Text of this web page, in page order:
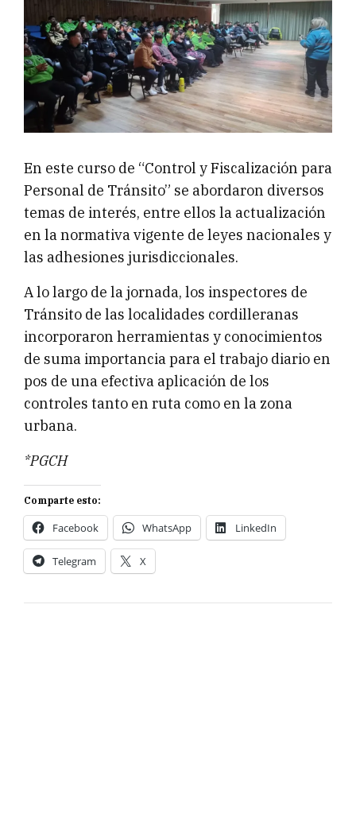
En este curso de “Control y Fiscalización para
Personal de Tránsito” se abordaron diversos
temas de interés, entre ellos la actualización
en la normativa vigente de leyes nacionales y
las adhesiones jurisdiccionales.
A lo largo de la jornada, los inspectores de
Tránsito de las localidades cordilleranas
incorporaron herramientas y conocimientos
de suma importancia para el trabajo diario en
pos de una efectiva aplicación de los
controles tanto en ruta como en la zona
urbana.
*PGCH
Comparte esto:
Facebook WhatsApp LinkedIn
Telegram X